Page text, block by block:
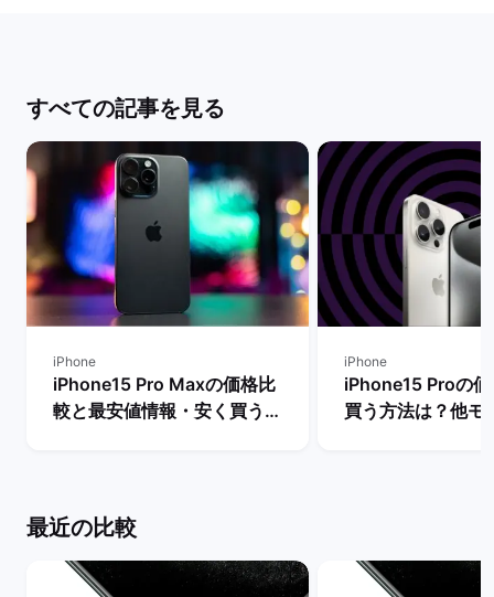
すべての記事を見る
iPhone
iPhone15 Pro Maxの価格比
較と最安値情報・安く買う方
iPhone
iPhone15 Proの
買う方法は？他モ
最近の比較